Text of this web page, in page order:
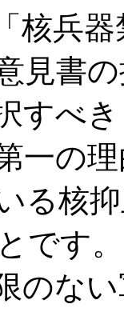
核兵器
見書
すべ
一の理
る核
です。
のな